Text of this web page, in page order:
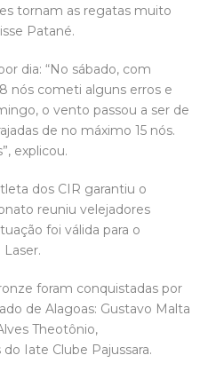
tornam as regatas muito
Patané.
dia: “No sábado, com
nós cometi alguns erros e
o vento passou a ser de
de no máximo 15 nós.
explicou.
dos CIR garantiu o
reuniu velejadores
foi válida para o
foram conquistadas por
de Alagoas: Gustavo Malta
Theotônio,
Iate Clube Pajussara.